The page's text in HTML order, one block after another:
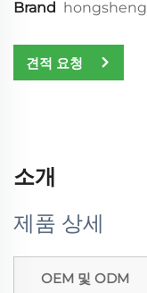
Brand hongsheng
견적 요청
소개
제품 상세
OEM 및 ODM